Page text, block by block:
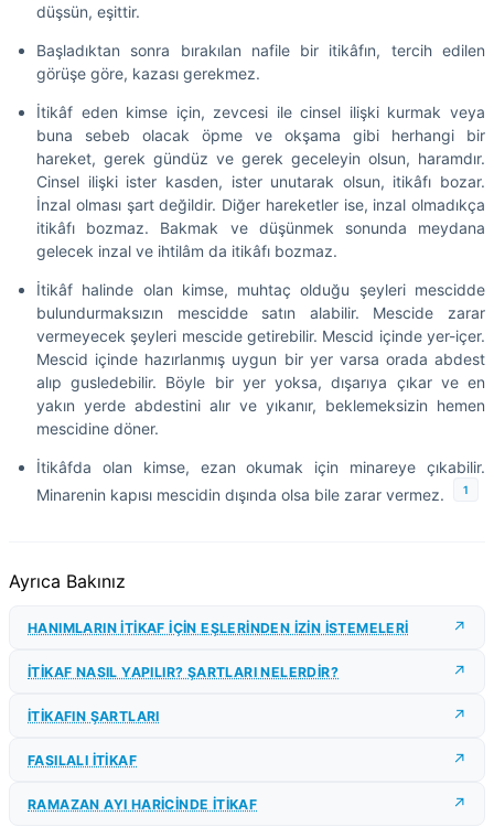
düşsün, eşittir.
Başladıktan sonra bırakılan nafile bir itikâfın, tercih edilen
görüşe göre, kazası gerekmez.
İtikâf eden kimse için, zevcesi ile cinsel ilişki kurmak veya
buna sebeb olacak öpme ve okşama gibi herhangi bir
hareket, gerek gündüz ve gerek geceleyin olsun, haramdır.
Cinsel ilişki ister kasden, ister unutarak olsun, itikâfı bozar.
İnzal olması şart değildir. Diğer hareketler ise, inzal olmadıkça
itikâfı bozmaz. Bakmak ve düşünmek sonunda meydana
gelecek inzal ve ihtilâm da itikâfı bozmaz.
İtikâf halinde olan kimse, muhtaç olduğu şeyleri mescidde
bulundurmaksızın mescidde satın alabilir. Mescide zarar
vermeyecek şeyleri mescide getirebilir. Mescid içinde yer-içer.
Mescid içinde hazırlanmış uygun bir yer varsa orada abdest
alıp gusledebilir. Böyle bir yer yoksa, dışarıya çıkar ve en
yakın yerde abdestini alır ve yıkanır, beklemeksizin hemen
mescidine döner.
İtikâfda olan kimse, ezan okumak için minareye çıkabilir.
Minarenin kapısı mescidin dışında olsa bile zarar vermez.
1
Ayrıca Bakınız
HANIMLARIN İTİKAF İÇİN EŞLERİNDEN İZİN İSTEMELERİ
İTİKAF NASIL YAPILIR? ŞARTLARI NELERDİR?
İTİKAFIN ŞARTLARI
FASILALI İTİKAF
RAMAZAN AYI HARİCİNDE İTİKAF